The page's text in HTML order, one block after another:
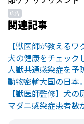
広告
関連記事
犬の健康をチェック